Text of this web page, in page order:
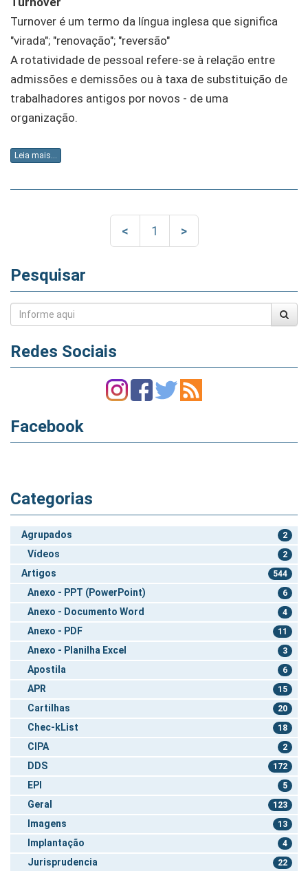
Turnover é um termo da língua inglesa que significa
"virada"; "renovação"; "reversão"
A rotatividade de pessoal refere-se à relação entre
admissões e demissões ou à taxa de substituição de
trabalhadores antigos por novos - de uma
organização.
Leia mais...
< 1 >
Pesquisar
Redes Sociais
Facebook
Categorias
Agrupados 2
Vídeos 2
Artigos 544
Anexo - PPT (PowerPoint) 6
Anexo - Documento Word 4
Anexo - PDF 11
Anexo - Planilha Excel 3
Apostila 6
APR 15
Cartilhas 20
Chec-kList 18
CIPA 2
DDS 172
EPI 5
Geral 123
Imagens 13
Implantação 4
Jurisprudencia 22